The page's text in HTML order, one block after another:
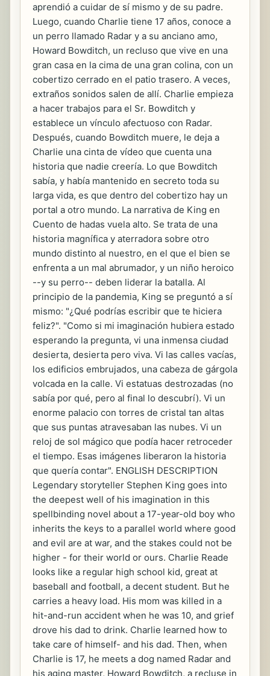
aprendió a cuidar de sí mismo y de su padre.
Luego, cuando Charlie tiene 17 años, conoce a
un perro llamado Radar y a su anciano amo,
Howard Bowditch, un recluso que vive en una
gran casa en la cima de una gran colina, con un
cobertizo cerrado en el patio trasero. A veces,
extraños sonidos salen de allí. Charlie empieza
a hacer trabajos para el Sr. Bowditch y
establece un vínculo afectuoso con Radar.
Después, cuando Bowditch muere, le deja a
Charlie una cinta de vídeo que cuenta una
historia que nadie creería. Lo que Bowditch
sabía, y había mantenido en secreto toda su
larga vida, es que dentro del cobertizo hay un
portal a otro mundo. La narrativa de King en
Cuento de hadas vuela alto. Se trata de una
historia magnífica y aterradora sobre otro
mundo distinto al nuestro, en el que el bien se
enfrenta a un mal abrumador, y un niño heroico
--y su perro-- deben liderar la batalla. Al
principio de la pandemia, King se preguntó a sí
mismo: "¿Qué podrías escribir que te hiciera
feliz?". "Como si mi imaginación hubiera estado
esperando la pregunta, vi una inmensa ciudad
desierta, desierta pero viva. Vi las calles vacías,
los edificios embrujados, una cabeza de gárgola
volcada en la calle. Vi estatuas destrozadas (no
sabía por qué, pero al final lo descubrí). Vi un
enorme palacio con torres de cristal tan altas
que sus puntas atravesaban las nubes. Vi un
reloj de sol mágico que podía hacer retroceder
el tiempo. Esas imágenes liberaron la historia
que quería contar". ENGLISH DESCRIPTION
Legendary storyteller Stephen King goes into
the deepest well of his imagination in this
spellbinding novel about a 17-year-old boy who
inherits the keys to a parallel world where good
and evil are at war, and the stakes could not be
higher - for their world or ours. Charlie Reade
looks like a regular high school kid, great at
baseball and football, a decent student. But he
carries a heavy load. His mom was killed in a
hit-and-run accident when he was 10, and grief
drove his dad to drink. Charlie learned how to
take care of himself- and his dad. Then, when
Charlie is 17, he meets a dog named Radar and
his aging master, Howard Bowditch, a recluse in